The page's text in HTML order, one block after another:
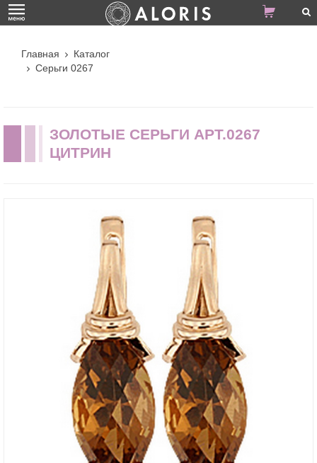
Главная
Каталог
Серьги 0267
ЗОЛОТЫЕ СЕРЬГИ АРТ.0267
ЦИТРИН